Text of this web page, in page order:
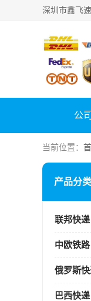
公
当前位置：
产品分类
联邦快递
中欧铁路
俄罗斯
巴西快递